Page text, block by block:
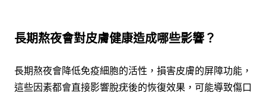
長期熬夜會對皮膚健康造成哪些影響？
長期熬夜會降低免疫細胞的活性，損害皮膚的屏障功能，
這些因素都會直接影響脫疣後的恢復效果，可能導致傷口